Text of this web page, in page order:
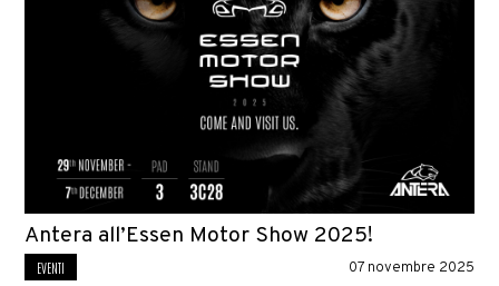
Antera all’Essen Motor Show 2025!
EVENTI 07 novembre 2025